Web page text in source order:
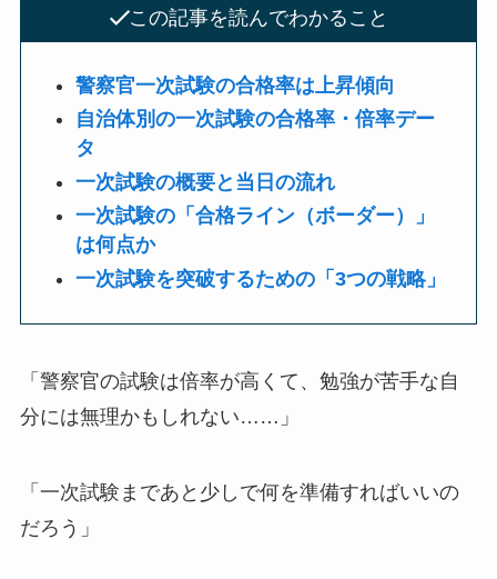
この記事を読んでわかること
警察官一次試験の合格率は上昇傾向
自治体別の一次試験の合格率・倍率デー
タ
一次試験の概要と当日の流れ
一次試験の「合格ライン（ボーダー）」
は何点か
一次試験を突破するための「3つの戦略」
「警察官の試験は倍率が高くて、勉強が苦手な自
分には無理かもしれない……」
「一次試験まであと少しで何を準備すればいいの
だろう」